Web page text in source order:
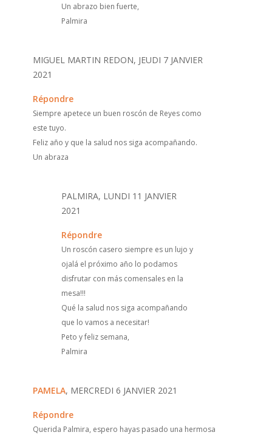
Un abrazo bien fuerte,
Palmira
MIGUEL MARTIN REDON, JEUDI 7 JANVIER
2021
Répondre
Siempre apetece un buen roscón de Reyes como
este tuyo.
Feliz año y que la salud nos siga acompañando.
Un abraza
PALMIRA, LUNDI 11 JANVIER
2021
Répondre
Un roscón casero siempre es un lujo y
ojalá el próximo año lo podamos
disfrutar con más comensales en la
mesa!!!
Qué la salud nos siga acompañando
que lo vamos a necesitar!
Peto y feliz semana,
Palmira
PAMELA, MERCREDI 6 JANVIER 2021
Répondre
Querida Palmira, espero hayas pasado una hermosa